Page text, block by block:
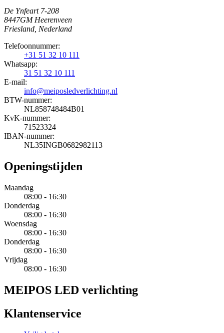
De Ynfeart 7-208
8447GM Heerenveen
Friesland, Nederland
Telefoonnummer:
+31 51 32 10 111
Whatsapp:
31 51 32 10 111
E-mail:
info@meiposledverlichting.nl
BTW-nummer:
NL858748484B01
KvK-nummer:
71523324
IBAN-nummer:
NL35INGB0682982113
Openingstijden
Maandag
08:00 - 16:30
Donderdag
08:00 - 16:30
Woensdag
08:00 - 16:30
Donderdag
08:00 - 16:30
Vrijdag
08:00 - 16:30
MEIPOS LED verlichting
Klantenservice